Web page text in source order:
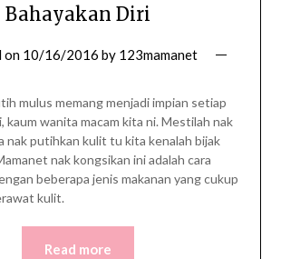
Bahayakan Diri
on 10/16/2016 by 123mamanet
mulus memang menjadi impian setiap
kaum wanita macam kita ni. Mestilah nak
nak putihkan kulit tu kita kenalah bijak
nak kongsikan ini adalah cara
beberapa jenis makanan yang cukup
kulit.
Read more